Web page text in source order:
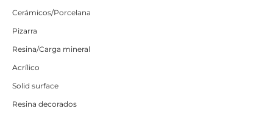
Cerámicos/Porcelana
Pizarra
Resina/Carga mineral
Acrílico
Solid surface
Resina decorados